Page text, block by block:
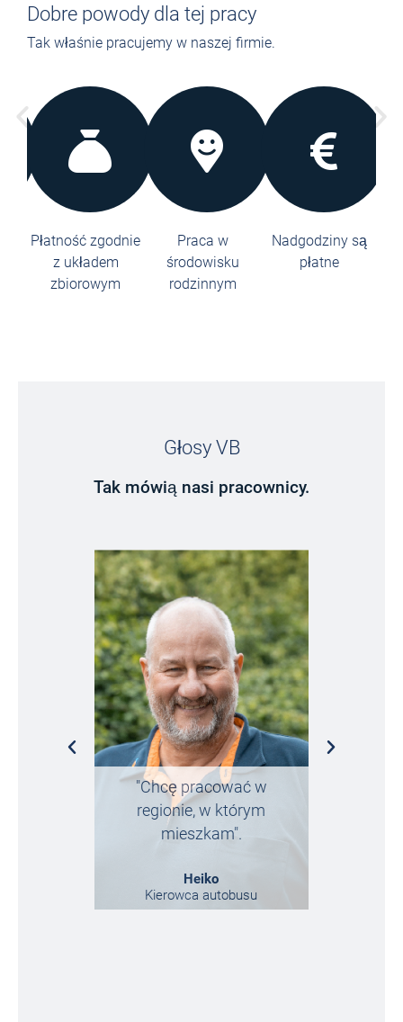
Dobre powody dla tej pracy
Tak właśnie pracujemy w naszej firmie.
Płatność zgodnie
z układem
zbiorowym
Praca w
środowisku
rodzinnym
Nadgodziny są
płatne
Głosy VB
Tak mówią nasi pracownicy.
"Chcę pracować w
regionie, w którym
mieszkam".
Heiko
Kierowca autobusu